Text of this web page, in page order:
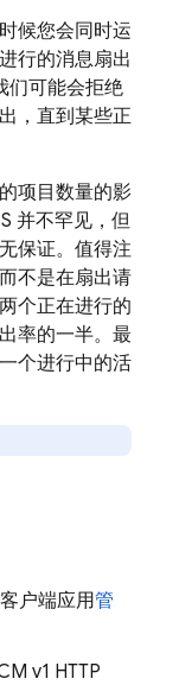
候您会同时运
行的消息扇出
们可能会拒绝
，直到某些正
项目数量的影
并不罕见，但
保证。值得注
不是在扇出请
个正在进行的
率的一半。最
个进行中的活
户端应用管
v1 HTTP